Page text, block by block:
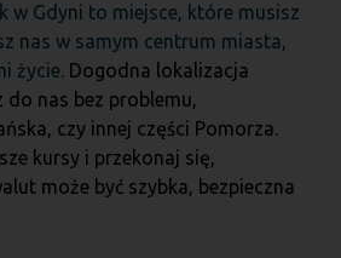
w Gdyni to miejsce, które musisz
nas w samym centrum miasta,
życie. Dogodna lokalizacja
do nas bez problemu,
czy innej części Pomorza.
kursy i przekonaj się,
może być szybka, bezpieczna